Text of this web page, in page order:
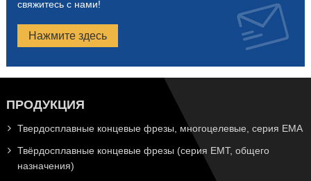
свяжитесь с нами!
Нажмите здесь
ПРОДУКЦИЯ
Твердосплавные концевые фрезы, многоцелевые, серия EMA
Твёрдосплавные концевые фрезы (серия EMT, общего
назначения)